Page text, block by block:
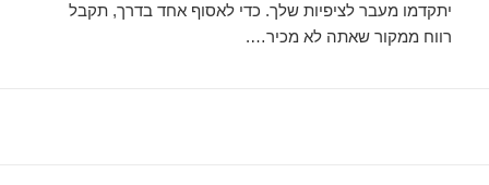
יתקדמו מעבר לציפיות שלך. כדי לאסוף אחד בדרך, תקבל
רווח ממקור שאתה לא מכיר….